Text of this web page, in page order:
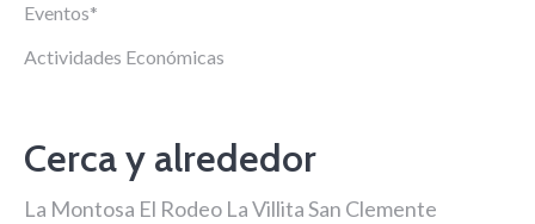
Eventos*
Actividades Económicas
Cerca y alrededor
La Montosa El Rodeo La Villita San Clemente